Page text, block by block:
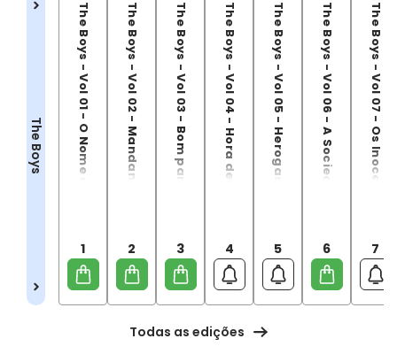
The Boys The Boys - Vol 01 - O Nome do Jogo
1
The Boys - Vol 02 - Mandando Ver
2
The Boys - Vol 03 - Bom para a Alma
3
The Boys - Vol 04 - Hora de Partir
4
The Boys - Vol 05 - Herogasm
5 The Boys - Vol 06 - A Sociedade da Autopreservação
6
The Boys - Vol 07 - Os Inocentes
7
Todas as edições